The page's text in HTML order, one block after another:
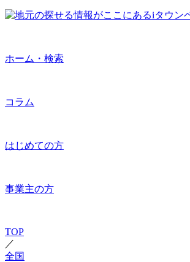
ホーム・検索
コラム
はじめての方
事業主の方
TOP
／
全国